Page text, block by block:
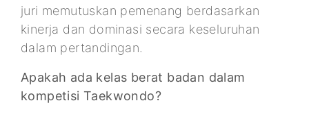
juri memutuskan pemenang berdasarkan
kinerja dan dominasi secara keseluruhan
dalam pertandingan.
Apakah ada kelas berat badan dalam
kompetisi Taekwondo?